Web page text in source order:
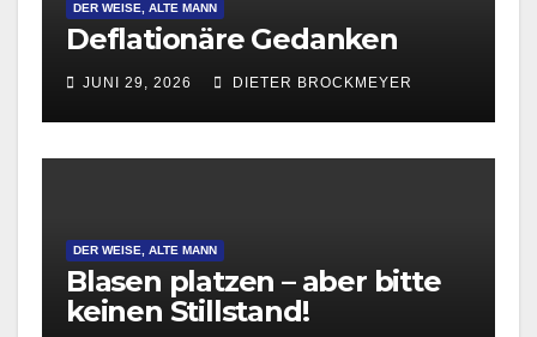
DER WEISE, ALTE MANN
Deflationäre Gedanken
JUNI 29, 2026 DIETER BROCKMEYER
DER WEISE, ALTE MANN
Blasen platzen – aber bitte
keinen Stillstand!